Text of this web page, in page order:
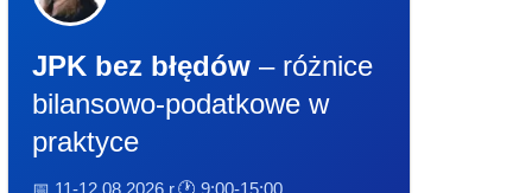
JPK bez błędów – różnice
bilansowo-podatkowe w
praktyce
📅 11-12.08.2026 r.🕐 9:00-15:00